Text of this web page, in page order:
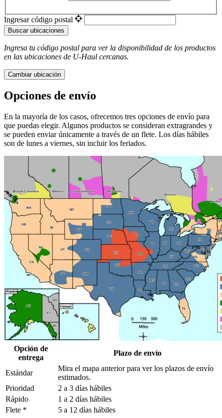
Ingresar código postal
Buscar ubicaciones
Ingresa tu código postal para ver la disponibilidad de los productos
en las ubicaciones de U-Haul ​​​​​​​ cercanas.
Cambiar ubicación
Opciones de envío
En la mayoría de los casos, ofrecemos tres opciones de envío para
que puedas elegir. Algunos productos se consideran extragrandes y
se pueden enviar únicamente a través de un flete. Los días hábiles
son de lunes a viernes, sin incluir los feriados.
Opción de
entrega
Plazo de envío
Estándar
Mira el mapa anterior para ver los plazos de envío
estimados.
Prioridad
2 a 3 días hábiles
Rápido
1 a 2 días hábiles
Flete *
5 a 12 días hábiles